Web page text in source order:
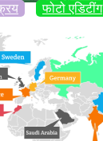
फोटो एडिटींग